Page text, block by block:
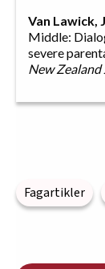
Van Lawick,
Middle:
severe
New
Fagartikler